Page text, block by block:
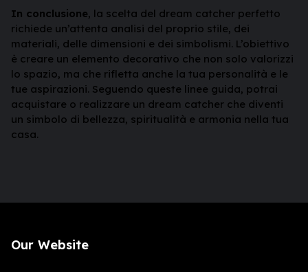
In conclusione, la scelta del dream catcher perfetto
richiede un’attenta analisi del proprio stile, dei
materiali, delle dimensioni e dei simbolismi. L’obiettivo
è creare un elemento decorativo che non solo valorizzi
lo spazio, ma che rifletta anche la tua personalità e le
tue aspirazioni. Seguendo queste linee guida, potrai
acquistare o realizzare un dream catcher che diventi
un simbolo di bellezza, spiritualità e armonia nella tua
casa.
Our Website